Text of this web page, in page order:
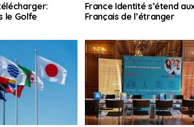
le Golfe
France Identité s’étend
Français de l’étranger